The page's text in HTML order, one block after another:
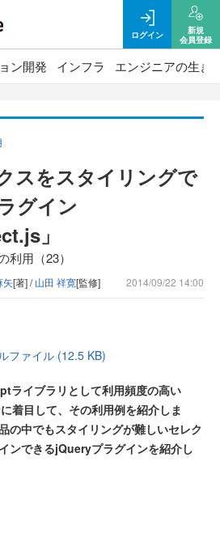
ログイン
新規
会員登録
ン開発 インフラ エンジニアの生き
スをスタイリングで
グイン
」
利用（23）
[著] /山田 祥寛[監修] 2014/09/22 14:00
ファイル (12.5 KB)
ライブラリとして利用頻度の高い
着目して、その利用例を紹介しま
の中でもスタイリングが難しいセレク
ンできるjQueryプラグインを紹介し